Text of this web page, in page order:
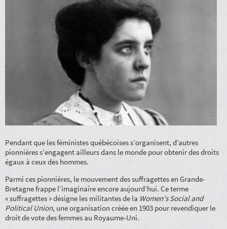
Pendant que les féministes québécoises s’organisent, d’autres
pionnières s’engagent ailleurs dans le monde pour obtenir des droits
égaux à ceux des hommes.
Parmi ces pionnières, le mouvement des suffragettes en Grande-
Bretagne frappe l’imaginaire encore aujourd’hui. Ce terme
« suffragettes » désigne les militantes de la Women's Social and
Political Union, une organisation créée en 1903 pour revendiquer le
droit de vote des femmes au Royaume-Uni.